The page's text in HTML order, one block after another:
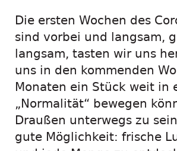
Die ersten Wochen des
sind vorbei und langsam,
langsam, tasten wir uns
uns in den kommenden
Monaten ein Stück weit in
„Normalität“ bewegen
Draußen unterwegs zu
gute Möglichkeit: frische